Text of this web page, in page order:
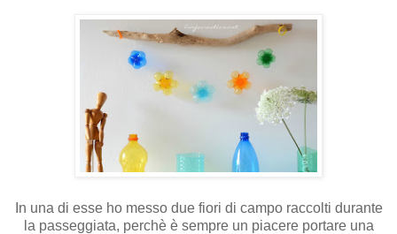
In una di esse ho messo due fiori di campo raccolti durante
la passeggiata, perchè è sempre un piacere portare una